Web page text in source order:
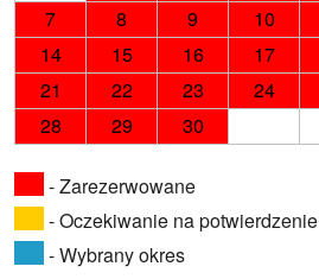
7
8 9 10
14
15 16 17
21
22 23 24
28
29 30
- Zarezerwowane
- Oczekiwanie na potwierdzenie
- Wybrany okres